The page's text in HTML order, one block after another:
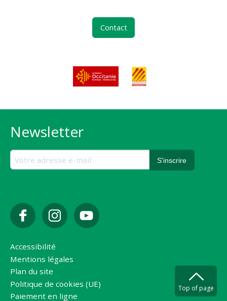
Contact
Newsletter
Accessibilité
Mentions légales
Plan du site
Politique de cookies (UE)
Paiement en ligne
Top of page